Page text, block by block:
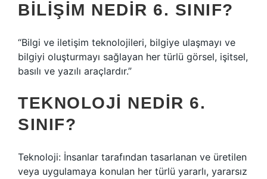
BILIŞIM NEDIR 6. SINIF?
“Bilgi ve iletişim teknolojileri, bilgiye ulaşmayı ve
bilgiyi oluşturmayı sağlayan her türlü görsel, işitsel,
basılı ve yazılı araçlardır.”
TEKNOLOJI NEDIR 6.
SINIF?
Teknoloji: İnsanlar tarafından tasarlanan ve üretilen
veya uygulamaya konulan her türlü yararlı, yararsız